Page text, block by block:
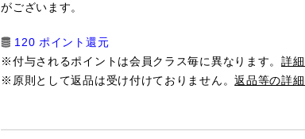
がございます。
120 ポイント還元
※付与されるポイントは会員クラス毎に異なります。詳
※原則として返品は受け付けておりません。返品等の詳